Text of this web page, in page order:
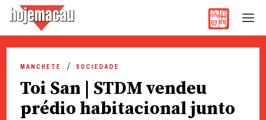
content
MANCHETE SOCIEDADE
Toi San | STDM vendeu
prédio habitacional junto